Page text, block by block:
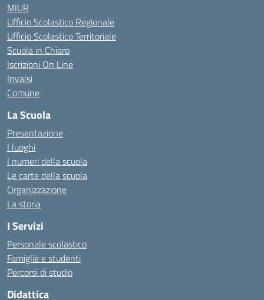
MIUR
Ufficio Scolastico Regionale
Ufficio Scolastico Territoriale
Scuola in Chiaro
Iscrizioni On Line
Invalsi
Comune
La Scuola
Presentazione
I luoghi
I numeri della scuola
Le carte della scuola
Organizzazione
La storia
I Servizi
Personale scolastico
Famiglie e studenti
Percorsi di studio
Didattica